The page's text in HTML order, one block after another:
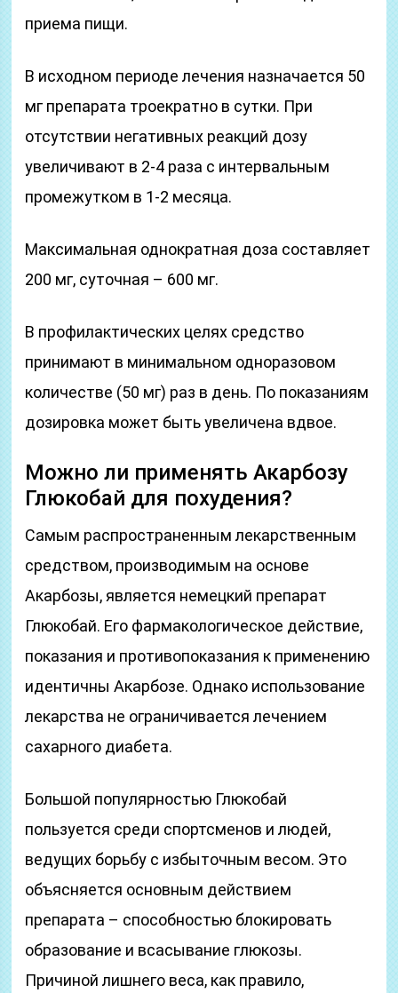
приема пищи.
В исходном периоде лечения назначается 50
мг препарата троекратно в сутки. При
отсутствии негативных реакций дозу
увеличивают в 2-4 раза с интервальным
промежутком в 1-2 месяца.
Максимальная однократная доза составляет
200 мг, суточная – 600 мг.
В профилактических целях средство
принимают в минимальном одноразовом
количестве (50 мг) раз в день. По показаниям
дозировка может быть увеличена вдвое.
Можно ли применять Акарбозу
Глюкобай для похудения?
Самым распространенным лекарственным
средством, производимым на основе
Акарбозы, является немецкий препарат
Глюкобай. Его фармакологическое действие,
показания и противопоказания к применению
идентичны Акарбозе. Однако использование
лекарства не ограничивается лечением
сахарного диабета.
Большой популярностью Глюкобай
пользуется среди спортсменов и людей,
ведущих борьбу с избыточным весом. Это
объясняется основным действием
препарата – способностью блокировать
образование и всасывание глюкозы.
Причиной лишнего веса, как правило,